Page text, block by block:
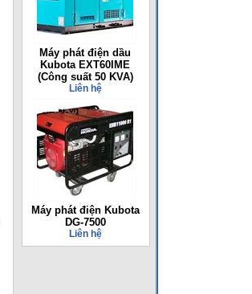
Máy phát điện dầu
Kubota EXT60IME
(Công suất 50 KVA)
Liên hệ
Máy phát điện Kubota
DG-7500
Liên hệ